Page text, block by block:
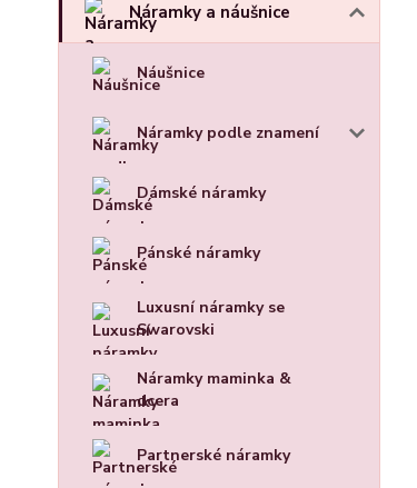
Náramky a náušnice
Náušnice
Náramky podle znamení
Dámské náramky
Pánské náramky
Luxusní náramky se
Swarovski
Náramky maminka &
dcera
Partnerské náramky